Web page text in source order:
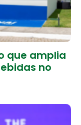
que amplia
no